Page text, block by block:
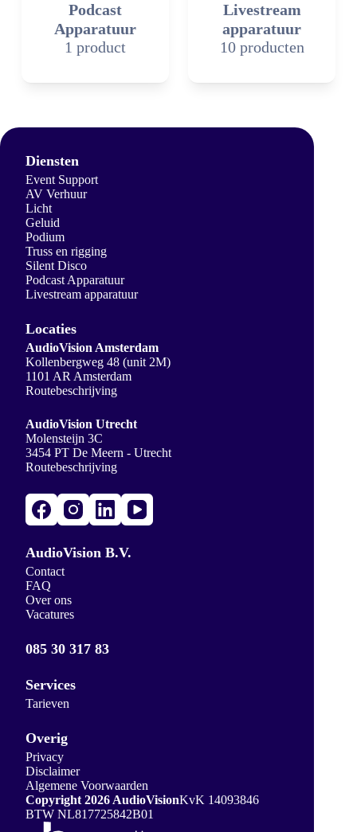
Podcast
Apparatuur
1 product
Livestream
apparatuur
10 producten
Diensten
Event Support
AV Verhuur
Licht
Geluid
Podium
Truss en rigging
Silent Disco
Podcast Apparatuur
Livestream apparatuur
Locaties
AudioVision Amsterdam
Kollenbergweg 48 (unit 2M)
1101 AR Amsterdam
Routebeschrijving
AudioVision Utrecht
Molensteijn 3C
3454 PT De Meern - Utrecht
Routebeschrijving
AudioVision B.V.
Contact
FAQ
Over ons
Vacatures
085 30 317 83
Services
Tarieven
Overig
Privacy
Disclaimer
Algemene Voorwaarden
Copyright 2026 AudioVisionKvK 14093846
BTW NL817725842B01